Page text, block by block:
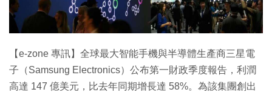
【e-zone 專訊】全球最大智能手機與半導體生產商三星電
子（Samsung Electronics）公布第一財政季度報告，利潤
高達 147 億美元，比去年同期增長達 58%。為該集團創出